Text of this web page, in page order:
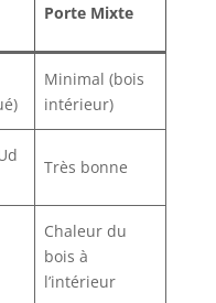
Porte Mixte
Minimal (bois
intérieur)
Très bonne
Chaleur du
bois à
l’intérieur